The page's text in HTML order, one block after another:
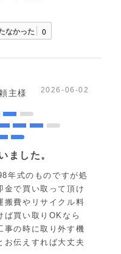
なかった 0
主様 2026-06-02
ました。
年式のものですが処
金で買い取って頂け
搬費やリサイクル料
ば買い取りOKなら
事の時に取り外す機
お伝えすれば大丈夫